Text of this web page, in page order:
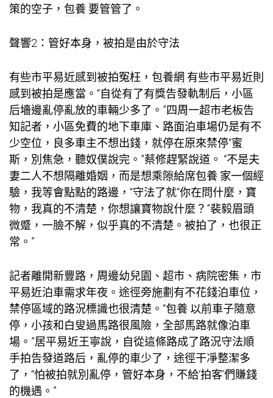
策的空子， 包養 要管管了。
聲響2：管好本身，被拍是由於守法
有些市平易近感到被拍冤枉， 包養網 有些市平易近則
感到被拍是應當。“自從有了有獎告發軌制后，小區
后墻邊亂停亂放的車輛少多了。”四周一超市老板告
知記者，小區免費的地下車庫、路面泊車場仍是有不
少空位，良多車主不想出錢，就停在原來禁停“蜜
斯，別焦急，聽奴僕說完。”蔡修趕緊說道。 “不是夫
妻二人不想隔離婚姻，而是想乘隙給席包養 家一個經
驗，我等會點點的路邊，“守法了就“你在問什麼，寶
物，我真的不清楚，你想讓寶物說什麼？”裴毅眉頭
微蹙，一臉不解，似乎真的不清楚。被拍了，也很正
常。”
記者離開新豐路，周邊幼兒園、超市、病院密集，市
平易近泊車需求年夜。途徑旁施劃有不花錢泊車位，
禁停區域的路況標識也很清楚。“包養以前車子隨意
停，小孩和白叟過馬路很風險，全部馬路就像泊車
場。”居平易近王寧說，自從這條路成了路況守法順
手拍告發道路后，亂停的車少了，途徑干凈整潔多
了，“怕被拍就別亂停，管好本身，不給‘拍客’們賺錢
的機遇。”